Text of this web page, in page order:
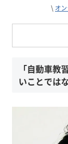
\ オ
「自動車
いことでは